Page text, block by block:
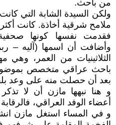
من باحث.
ولكن السيدة الشابة التي
ملامح شرقية أخاذة. كانت أكثر
فقدمت نفسها كونها صحفية
وأضافت أن اسمها (آليه –
الثلاثينيات من العمر،
باحث عراقي متخصص بموضوع
بعد أن حصلت منه على وعد
و هنا نبهها مازن أن لا
أعضاء الوفد العراقي،
و في المساء استغل مازن